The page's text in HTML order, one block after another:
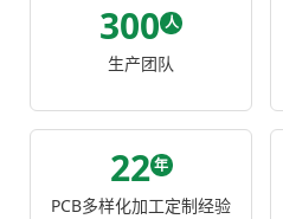
300 人
生产团队
22 年
PCB多样化加工定制经验